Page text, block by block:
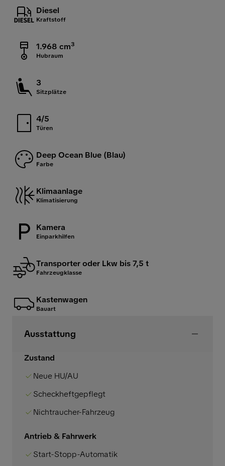
Diesel
Kraftstoff
1.968 cm3
Hubraum
3
Sitzplätze
4/5
Türen
Deep Ocean Blue (Blau)
Farbe
Klimaanlage
Klimatisierung
Kamera
Einparkhilfen
Transporter oder Lkw bis 7,5 t
Fahrzeugklasse
Kastenwagen
Bauart
Ausstattung
Zustand
Neue HU/AU
Scheckheftgepflegt
Nichtraucher-Fahrzeug
Antrieb & Fahrwerk
Start-Stopp-Automatik